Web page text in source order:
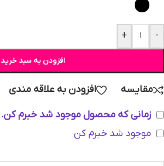
-
+
افزودن به سبد خرید
مقایسه
افزودن به علاقه مندی
زمانی که محصول موجود شد خبرم کن.
موجود شد خبرم کن